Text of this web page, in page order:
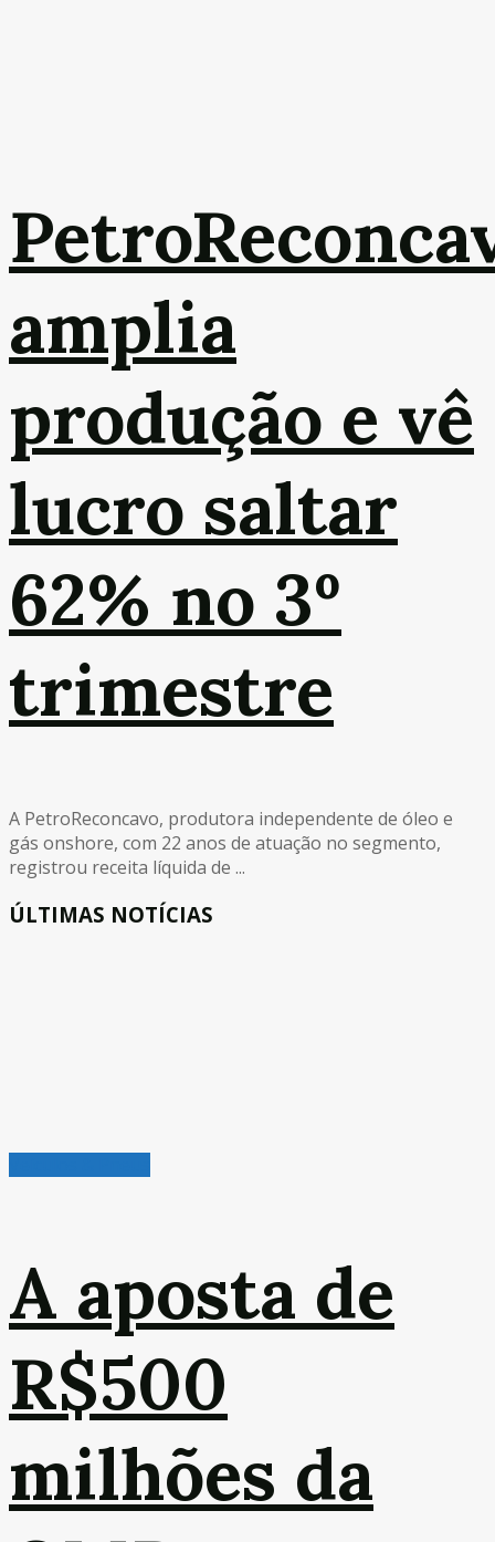
amplia
produção e vê
lucro saltar
62% no 3º
trimestre
A PetroReconcavo, produtora independente de óleo e
gás onshore, com 22 anos de atuação no segmento,
registrou receita líquida de ...
ÚLTIMAS NOTÍCIAS
A aposta de
R$500
milhões da